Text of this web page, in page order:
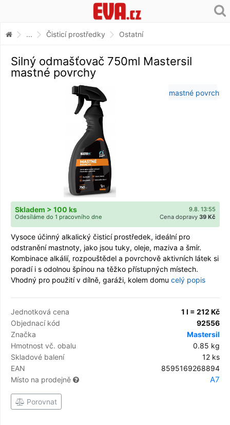
... Čisticí prostředky Ostatní
Silný odmašťovač 750ml Mastersil
mastné povrchy
9.8. 13:55
Skladem > 100 ks
Cena dopravy 39 Kč
Odesíláme do 1 pracovního dne
Vysoce účinný alkalický čisticí prostředek, ideální pro
odstranění mastnoty, jako jsou tuky, oleje, maziva a šmír.
Kombinace alkálií, rozpouštědel a povrchově aktivních látek si
poradí i s odolnou špínou na těžko přístupných místech.
Vhodný pro použití v dílně, garáži, kolem domu celý popis
Jednotková cena
1 l = 212 Kč
Objednací kód
92556
Značka
Mastersil
Hmotnost vč. obalu
0.85 kg
Skladové balení
12 ks
EAN
8595169268894
Místo na prodejně
A7
Porovnat